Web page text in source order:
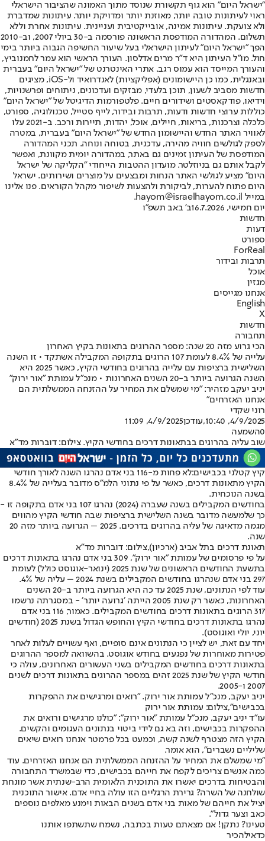
"ישראל היום" הוא גוף תקשורת שנוסד מתוך האמונה שהציבור הישראלי
ראוי לעיתונות טובה יותר, מאוזנת יותר ומדויקת יותר. עיתונות שמדברת
ולא צועקת. עיתונות אמינה, אובייקטיבית ועניינית. עיתונות אחרת וללא
תשלום. המהדורה המודפסת הראשונה פורסמה ב-30 ביולי 2007, וב-2010
הפך "ישראל היום" לעיתון הישראלי בעל שיעור החשיפה הגבוה ביותר בימי
חול. מו"ל העיתון היא ד"ר מרים אדלסון. העורך הראשי הוא עמר לחמנוביץ,
והעורך המייסד הוא עמוס רגב. אתרי האינטרנט של "ישראל היום" בעברית
ובאנגלית, כמו כן היישומונים (אפליקציות) לאנדרואיד ול-iOS, מציגים
חדשות מסביב לשעון, תוכן בלעדי, מבזקים ועדכונים, ניתוחים ופרשנויות,
וידיאו, פודקאסטים ושידורים חיים. פלטפורמות הדיגיטל של "ישראל היום"
כוללות ערוצי חדשות ודעות, תרבות ובידור, לייף סטייל, טכנולוגיה, ספורט,
כלכלה וצרכנות, בריאות, חיילים, אוכל, יהדות, תיירות ורכב. ב-2021 עלו
לאוויר האתר החדש והיישומון החדש של "ישראל היום" בעברית, במטרה
לספק לגולשים חוויה מהירה, עדכנית, בטוחה ונוחה. תכני המהדורה
המודפסת של העיתון זמינים גם באתר, במהדורה יומית מקוונת, ואפשר
לקבל אותם גם בניוזלטר. מועדון ההטבות הייחודי "הקליקה של ישראל
היום" מציע לגולשי האתר הנחות ומבצעים על מוצרים ושירותים. ישראל
היום פתוח להערות, לביקורת ולהצעות לשיפור מקהל הקוראים. פנו אלינו
במייל hayom@israelhayom.co.il.
יום חמישי, 16.7.2026
ב' באב תשפ"ו
חדשות
דעות
ספורט
ForReal
תרבות ובידור
אוכל
מגזין
אנחנו מגייסים
English
X
חדשות
תחבורה
הכי גרוע מזה 20 שנה: מספר ההרוגים בתאונות בקיץ האחרון
עלייה של 8.4% לעומת 107 הרוגים בתקופה המקבילה אשתקד • זו השנה
השלישית ברציפות עם עלייה בהרוגים בחודשי הקיץ, כאשר 2025 היא
השנה הגרועה ביותר ב-20 השנים האחרונות • מנכ"ל עמותת "אור ירוק"
יניב יעקב מזהיר: "מי שמשלם את המחיר על ההזנחה הממשלתית הם
אנחנו האזרחים"
רוני שקדי
4/9/2025, 10:40
,עודכן4/9/2025, 11:09
0השמעה
שוב עליה בהרוגים בבתאונות דרכים בחודשי הקיץ. צילום: דוברות מד"א
קיץ קטלני בכבישים:
לא פחות מ-116 בני אדם נהרגו השנה לאורך חודשי
הקיץ מתאונות דרכים, כאשר על פי נתוני הלמ״ס מדובר בעלייה של 8.4%
בשנה הנוכחית.
בחודשים המקבילים בשנה שעברה (2024) נהרגו 107 בני אדם בתקופה זו -
כך שלמעשה מדובר בשנה השלישית ברציפות שבה חודשי הקיץ מהווים
מגמה מדאיגה של עליה בהרוגים בדרכים. 2025 – הגרועה ביותר מזה 20
שנה.
תאונת דרכים בתל אביב (ארכיון),צילום: דוברות מד"א
על פי פרסומים של עמותת ״אור ירוק״, 309 בני אדם נהרגו בתאונות דרכים
בתשעת החודשים הראשונים של שנת 2025 (ינואר-אוגוסט כולל) לעומת
297 בני אדם שנהרגו בחודשים המקבילים בשנת 2024 – עליה של 4%.
עוד לפי הנתונים, שנת 2025 עד כה היא הגרועה ביותר ב-20 השנים
האחרונות, כאשר רק שנת 2005 הייתה ׳גרועה יותר׳ - במסגרתה נרשמו
317 הרוגים בתאונות דרכים בחודשים המקבילים. כאמור, 116 בני אדם
נהרגו בתאונות דרכים בחודשי הקיץ והחופש הגדול בשנת 2025 (חודשים
יוני, יולי ואוגוסט).
יחד עם זאת, יש לציין כי הנתונים אינם סופיים, ואף עשויים לעלות לאחר
פטירות מאוחרות של נפגעים בחודש אוגוסט. בהשוואה למספר ההרוגים
בתאונות דרכים בחודשים המקבילים בשני העשורים האחרונים, עולה כי
חודשי הקיץ של שנת 2025 זהים במספר ההרוגים בתאונות דרכים לשנים
2007 ו-2005.
יניב יעקב, מנכ"ל עמותת אור ירוק. "רואים ומרגישים את ההפקרות
בכבישים",צילום: עמותת אור ירוק
עו"ד יניב יעקב, מנכ"ל עמותת ״אור ירוק״: "כולנו מרגישים ורואים את
ההפקרות בכבישים, וזה בא גם לידי ביטוי בנתונים העגומים והקשים.
הקיץ הזה מצטרף לשנה קשה, וכמעט בכל פרמטר אנחנו רואים שיאים
שליליים נשברים״, הוא אומר.
"מי שמשלם את המחיר על ההזנחה הממשלתית הם אנחנו האזרחים. עוד
כמה אנשים צריכים לקפח את חייהם בכבישים, כדי שבמשרד התחבורה
והבטיחות בדרכים יאשרו את התוכנית הלאומית הרב-שנתית אשר מונחת
שולחנה של השרה? גרירת הרגליים הזו עולה בחיי אדם. אישור התוכנית
יציל את חייהם של מאות בני אדם בשנים הבאות וימנע מאלפים נוספים
כאב וצער גדול".
טעינו? נתקן! אם מצאתם טעות בכתבה, נשמח שתשתפו אותנו
כדאילהכיר